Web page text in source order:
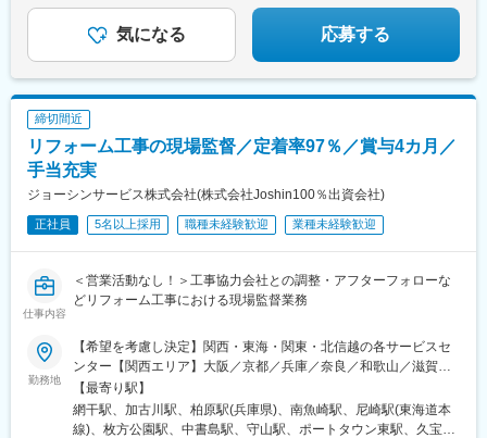
kohnan.com/shop/※受動喫煙対策：敷地内全面禁煙
内長野駅、長尾駅(大阪府)、岸和田駅、上牧駅(大阪府)、三ツ松
駅、羽倉崎駅、祝園駅、松井山手駅、ケーブル八幡宮山上駅、興
(京都府)、小野駅(京都府)、椥辻駅、北野白梅町駅、茶山・京都芸
術大学駅、国際会館駅、宝ケ池駅、福知山駅、杭瀬駅、尼崎セン
タープール前駅、鳴尾・武庫川女子大前駅、久寿川駅、今津駅(兵
庫県)、伊丹駅(阪急線)、北伊丹駅、芦屋駅(阪神線)、中山寺駅、小
林駅(兵庫県)、深江駅(兵庫県)、南魚崎駅、多田駅(兵庫県)、平野
駅、南ウッディタウン駅、総合運動公園駅、山陽塩屋駅、学園都
八鹿駅、唐木田駅、百草園駅、府中駅(東京都)、荏原中延駅、国分
寺駅、小平駅、新小金井駅、花小金井駅、武蔵境駅、練馬駅、糀
都)、江北駅、曳舟駅、南砂町駅、八広駅、上北沢駅、竹ノ塚駅、
新小岩駅、平塚駅、入谷駅(神奈川県)、本厚木駅、北茅ケ崎駅、橋
本駅(神奈川県)、南橋本駅、六会日大前駅、さがみ野駅、中央林間
駅、恩田駅、富士見町駅(神奈川県)、戸塚駅、こどもの国駅(神奈
川県)、三ツ境駅、下永谷駅、港南台駅、星川駅、センター南駅、
気になる 応募する
締切間近
リフォーム工事の現場監督／定着率97％／賞与4カ月／
手当充実
ジョーシンサービス株式会社(株式会社Joshin100％出資会社)
正社員 5名以上採用 職種未経験歓迎 業種未経験歓迎
仕事内容
＜営業活動なし！＞工事協力会社との調整・アフターフォローな
どリフォーム工事における現場監督業務
勤務地
【希望を考慮し決定】関西・東海・関東・北信越の各サービスセ
ンター【関西エリア】大阪／京都／兵庫／奈良／和歌山／滋賀
【関西以外のエリア】東京／神奈川／埼玉／千葉／愛知／三重／
新潟／富山／石川※敷地内全面禁煙
【最寄り駅】
網干駅、加古川駅、柏原駅(兵庫県)、南魚崎駅、尼崎駅(東海道本
線)、枚方公園駅、中書島駅、守山駅、ポートタウン東駅、久宝寺